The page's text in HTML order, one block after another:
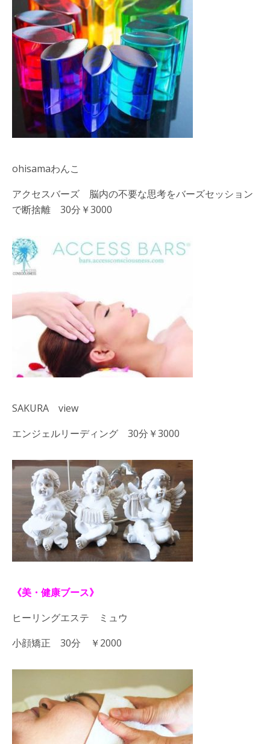
ohisamaわんこ
アクセスバーズ 脳内の不要な思考をバーズセッション
で断捨離 30分￥3000
SAKURA view
エンジェルリーディング 30分￥3000
《美・健康ブース》
ヒーリングエステ ミュウ
小顔矯正 30分 ￥2000